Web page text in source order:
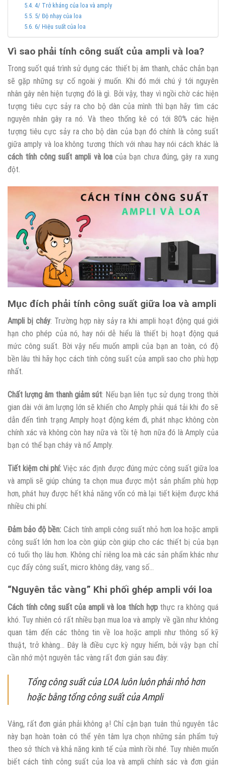
4/ Trở kháng của loa và amply
5/ Độ nhạy của loa
6/ Hiệu suất của loa
Vì sao phải tính công suất của ampli và loa?
Trong suốt quá trình sử dụng các thiết bị âm thanh, chắc chắn bạn
sẽ gặp những sự cố ngoài ý muốn. Khi đó mới chú ý tới nguyên
nhân gây nên hiện tượng đó là gì. Bởi vậy, thay vì ngồi chờ các hiện
tượng tiêu cực sảy ra cho bộ dàn của mình thì bạn hãy tìm các
nguyên nhân gây ra nó. Và theo thống kê có tới 80% các hiện
tượng tiêu cực sảy ra cho bộ dàn của bạn đó chính là công suất
giữa amply và loa không tương thích với nhau hay nói cách khác là
cách tính công suất ampli và loacủa bạn chưa đúng, gây ra xung
đột.
Mục đích phải tính công suất giữa loa và ampli
Ampli bị cháy: Trường hợp này sảy ra khi ampli hoạt động quá giới
hạn cho phép của nó, hay nói dễ hiểu là thiết bị hoạt động quá
mức công suất. Bời vậy nếu muốn ampli của bạn an toàn, có độ
bền lâu thì hãy học cách tính công suất của ampli sao cho phù hợp
nhất.
Chất lượng âm thanh giảm sút: Nếu bạn liên tục sử dụng trong thời
gian dài với âm lượng lớn sẽ khiến cho Amply phải quá tải khi đo sẽ
dẫn đến tình trạng Amply hoạt động kém đi, phát nhạc không còn
chính xác và không còn hay nữa và tồi tệ hơn nữa đó là Amply của
bạn có thể bạn cháy và nổ Amply.
Tiết kiệm chi phí: Việc xác định được đúng mức công suất giữa loa
và ampli sẽ giúp chúng ta chọn mua được một sản phẩm phù hợp
hơn, phát huy được hết khả năng vốn có mà lại tiết kiệm được khá
nhiều chi phí.
Đảm bảo độ bền: Cách tính ampli công suất nhỏ hơn loa hoặc ampli
công suất lớn hơn loa còn giúp còn giúp cho các thiết bị của bạn
có tuổi thọ lâu hơn. Không chỉ riêng loa mà các sản phẩm khác như
cục đẩy công suất, micro không dây, vang số…
“Nguyên tắc vàng” Khi phối ghép ampli với loa
Cách tính công suất của ampli và loa thích hợpthực ra không quá
khó. Tuy nhiên có rất nhiều bạn mua loa và amply về gần như không
quan tâm đến các thông tin về loa hoặc ampli như thông số kỹ
thuật, trở khàng… Đây là điều cực kỳ nguy hiểm, bởi vậy bạn chỉ
cần nhớ một nguyên tắc vàng rất đơn giản sau đây:
Tổng công suất của LOA luôn luôn phải nhỏ hơn
hoặc bằng tổng công suất của Ampli
Vâng, rất đơn giản phải không ạ! Chỉ cận bạn tuân thủ nguyên tắc
này bạn hoàn toàn có thể yên tâm lựa chọn những sản phẩm tuỳ
theo sở thích và khả năng kinh tế của mình rồi nhé. Tuy nhiên muốn
biết cách tính công suất của loa và ampli chính sác và đơn giản